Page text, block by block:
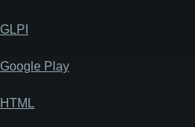
GLPI
Google Play
HTML